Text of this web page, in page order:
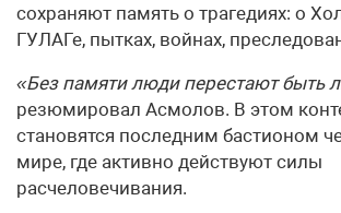
сохраняют память о трагедиях: о
ГУЛАГе, пытках, войнах,
«Без памяти люди перестают быть
резюмировал Асмолов. В этом
становятся последним бастионом
мире, где активно действуют силы
расчеловечивания.